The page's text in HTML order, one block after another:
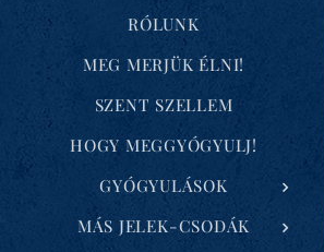
RÓLUNK
MEG MERJÜK ÉLNI!
SZENT SZELLEM
HOGY MEGGYÓGYULJ!
GYÓGYULÁSOK
MÁS JELEK-CSODÁK